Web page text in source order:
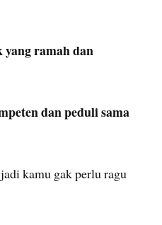
ramah dan
dan peduli sama
kamu gak perlu ragu